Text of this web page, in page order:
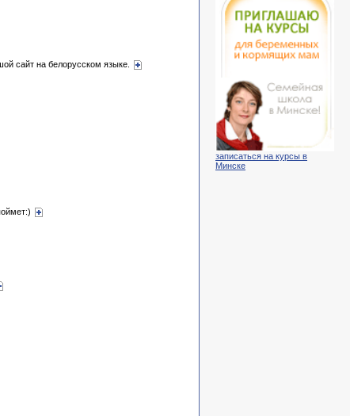
сайт на белорусском языке.
записаться на курсы в
Минске